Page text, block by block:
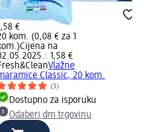
€
kom. (0,08 € za 1
Cijena na
1,58 €
Vlažne
Classic, 20 kom.
(3)
Dostupno za isporuku
Odaberi dm trgovinu